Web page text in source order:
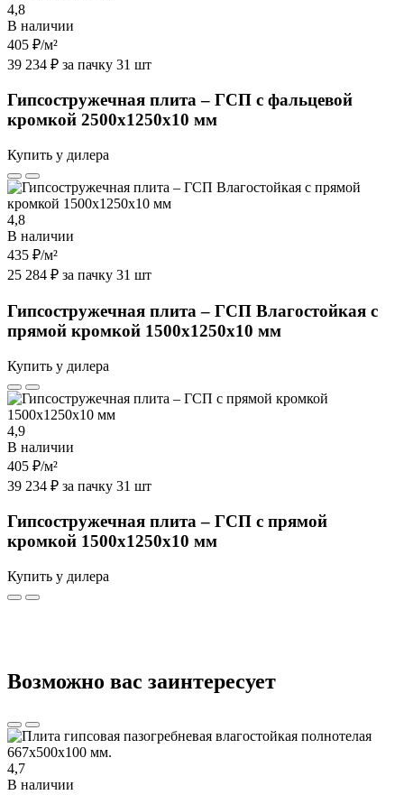
4,8
В наличии
405 ₽/м²
39 234 ₽ за пачку 31 шт
Гипсостружечная плита – ГСП с фальцевой
кромкой 2500х1250х10 мм
Купить у дилера
4,8
В наличии
435 ₽/м²
25 284 ₽ за пачку 31 шт
Гипсостружечная плита – ГСП Влагостойкая с
прямой кромкой 1500х1250х10 мм
Купить у дилера
4,9
В наличии
405 ₽/м²
39 234 ₽ за пачку 31 шт
Гипсостружечная плита – ГСП с прямой
кромкой 1500х1250х10 мм
Купить у дилера
Возможно вас заинтересует
4,7
В наличии